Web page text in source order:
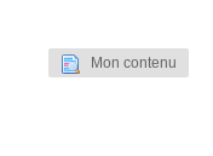
Mon contenu